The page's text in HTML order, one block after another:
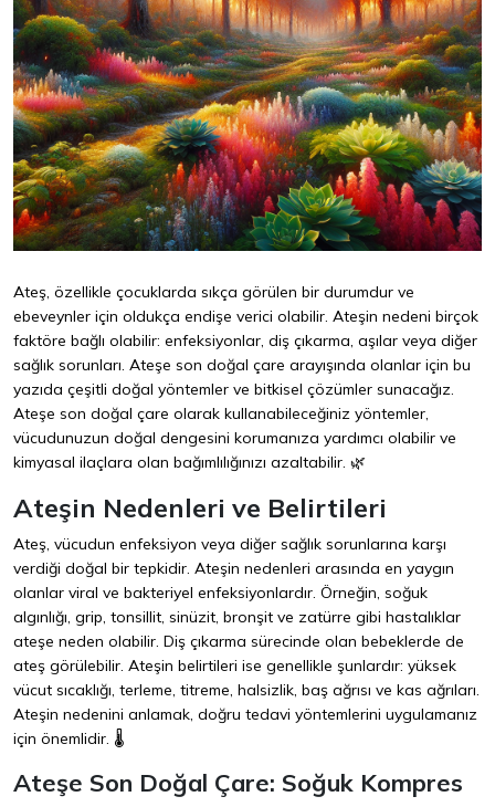
Ateş, özellikle çocuklarda sıkça görülen bir durumdur ve
ebeveynler için oldukça endişe verici olabilir. Ateşin nedeni birçok
faktöre bağlı olabilir: enfeksiyonlar, diş çıkarma, aşılar veya diğer
sağlık sorunları. Ateşe son doğal çare arayışında olanlar için bu
yazıda çeşitli doğal yöntemler ve bitkisel çözümler sunacağız.
Ateşe son doğal çare olarak kullanabileceğiniz yöntemler,
vücudunuzun doğal dengesini korumanıza yardımcı olabilir ve
kimyasal ilaçlara olan bağımlılığınızı azaltabilir. 🌿
Ateşin Nedenleri ve Belirtileri
Ateş, vücudun enfeksiyon veya diğer sağlık sorunlarına karşı
verdiği doğal bir tepkidir. Ateşin nedenleri arasında en yaygın
olanlar viral ve bakteriyel enfeksiyonlardır. Örneğin, soğuk
algınlığı, grip, tonsillit, sinüzit, bronşit ve zatürre gibi hastalıklar
ateşe neden olabilir. Diş çıkarma sürecinde olan bebeklerde de
ateş görülebilir. Ateşin belirtileri ise genellikle şunlardır: yüksek
vücut sıcaklığı, terleme, titreme, halsizlik, baş ağrısı ve kas ağrıları.
Ateşin nedenini anlamak, doğru tedavi yöntemlerini uygulamanız
için önemlidir. 🌡️
Ateşe Son Doğal Çare: Soğuk Kompres